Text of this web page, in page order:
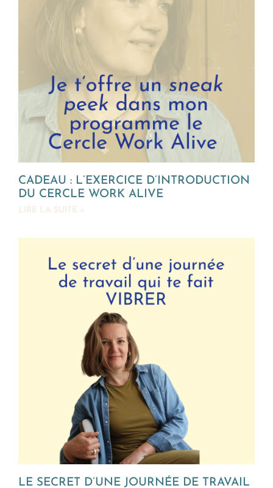
CADEAU : L’EXERCICE D’INTRODUCTION
DU CERCLE WORK ALIVE
LIRE LA SUITE »
LE SECRET D’UNE JOURNÉE DE TRAVAIL